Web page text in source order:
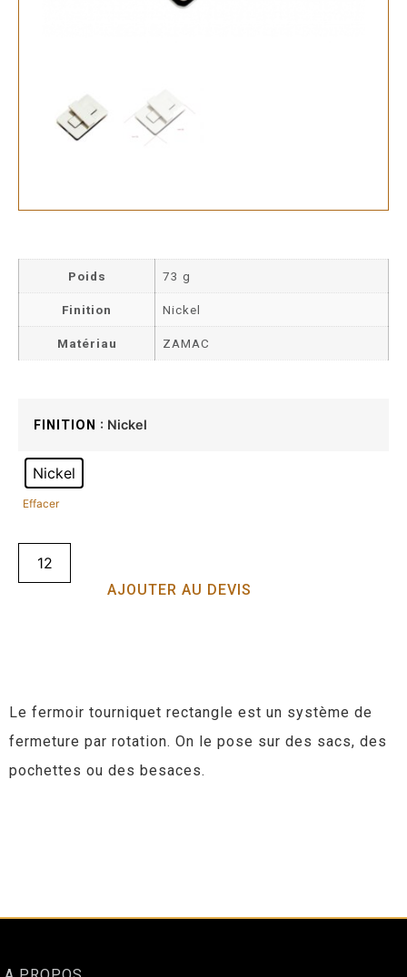
Poids 73 g
Finition Nickel
Matériau ZAMAC
FINITION : Nickel
Nickel
Effacer
AJOUTER AU DEVIS
Le fermoir tourniquet rectangle est un système de
fermeture par rotation. On le pose sur des sacs, des
pochettes ou des besaces.